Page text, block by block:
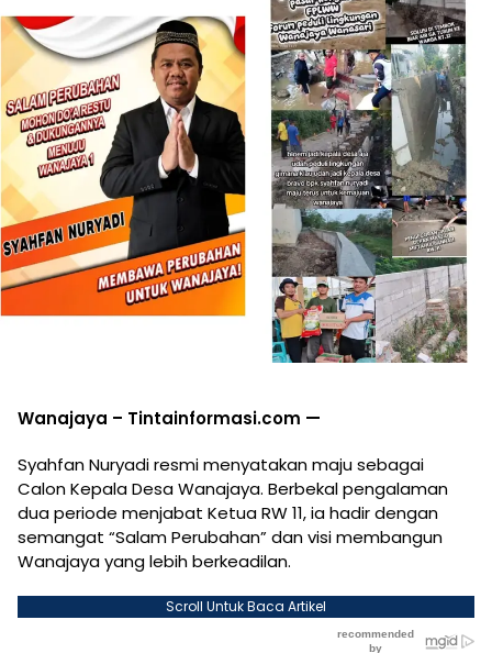
Wanajaya – Tintainformasi.com —
Syahfan Nuryadi resmi menyatakan maju sebagai
Calon Kepala Desa Wanajaya. Berbekal pengalaman
dua periode menjabat Ketua RW 11, ia hadir dengan
semangat “Salam Perubahan” dan visi membangun
Wanajaya yang lebih berkeadilan.
Scroll Untuk Baca Artikel